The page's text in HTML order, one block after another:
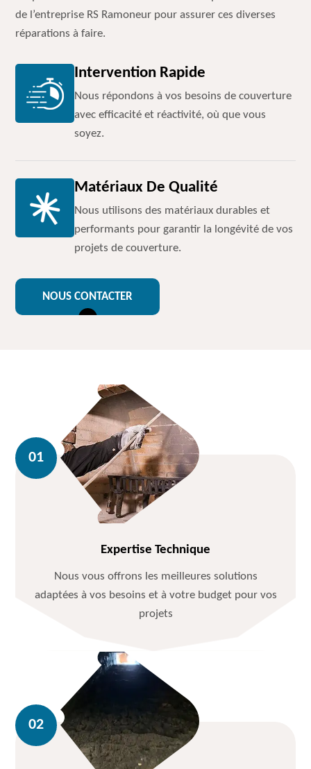
de l’entreprise RS Ramoneur pour assurer ces diverses
réparations à faire.
Intervention Rapide
Nous répondons à vos besoins de couverture
avec efficacité et réactivité, où que vous
soyez.
Matériaux De Qualité
Nous utilisons des matériaux durables et
performants pour garantir la longévité de vos
projets de couverture.
NOUS CONTACTER
Expertise Technique
Nous vous offrons les meilleures solutions
adaptées à vos besoins et à votre budget pour vos
projets